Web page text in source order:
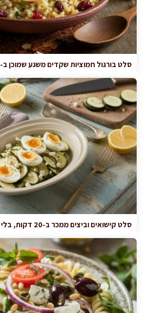
סלט בורגול חמוציות שקדים משגע שמוכן ב-25 דקות
סלט קישואים וביצים ממכר ב-20 דקות, בלי מיונז בכלל